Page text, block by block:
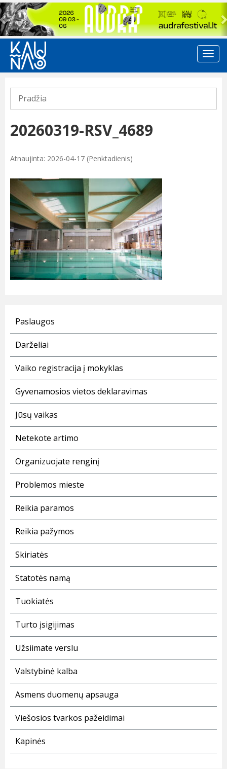
Previous
Pradžia
20260319-RSV_4689
Atnaujinta: 2026-04-17 (Penktadienis)
Paslaugos
Darželiai
Vaiko registracija į mokyklas
Gyvenamosios vietos deklaravimas
Jūsų vaikas
Netekote artimo
Organizuojate renginį
Problemos mieste
Reikia paramos
Reikia pažymos
Skiriatės
Statotės namą
Tuokiatės
Turto įsigijimas
Užsiimate verslu
Valstybinė kalba
Asmens duomenų apsauga
Viešosios tvarkos pažeidimai
Kapinės